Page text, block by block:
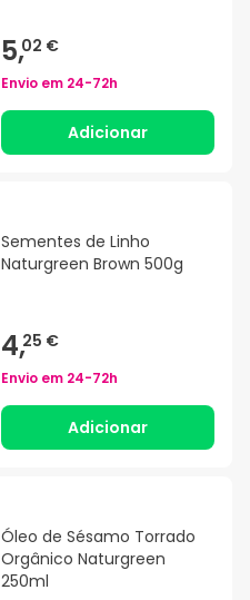
5,02 €
Envio em 24-72h
Adicionar
Sementes de Linho
Naturgreen Brown 500g
4,25 €
Envio em 24-72h
Adicionar
Óleo de Sésamo Torrado
Orgânico Naturgreen
250ml